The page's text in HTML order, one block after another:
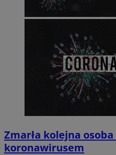
Zmarła kolejna
koronawirusem